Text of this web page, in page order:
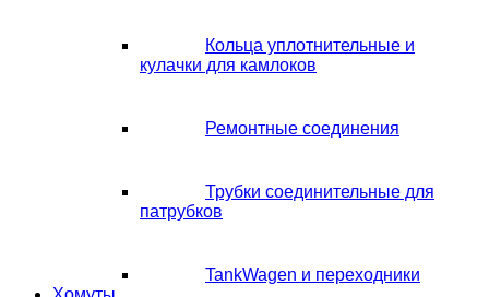
Кольца уплотнительные и
кулачки для камлоков
Ремонтные соединения
Трубки соединительные для
патрубков
TankWagen и переходники